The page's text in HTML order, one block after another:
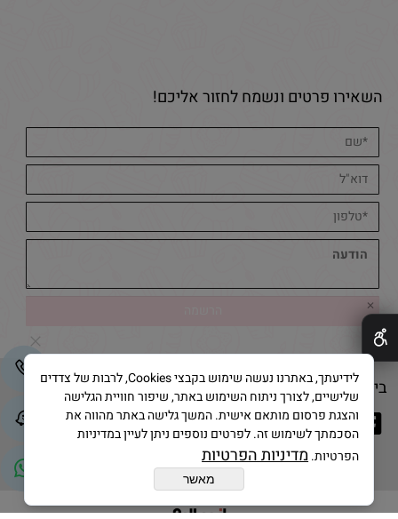
השאירו פרטים ונשמח לחזור אליכם!
בייק אנד קייק © 2025 All Rights Reserved
✕
לידיעתך, באתרנו נעשה שימוש בקבצי Cookies, לרבות של צדדים
שלישיים, לצורך ניתוח השימוש באתר, שיפור חוויית הגלישה
והצגת פרסום מותאם אישית. המשך גלישה באתר מהווה את
הסכמתך לשימוש זה. לפרטים נוספים ניתן לעיין במדיניות
הפרטיות.מדיניות הפרטיות
מאשר